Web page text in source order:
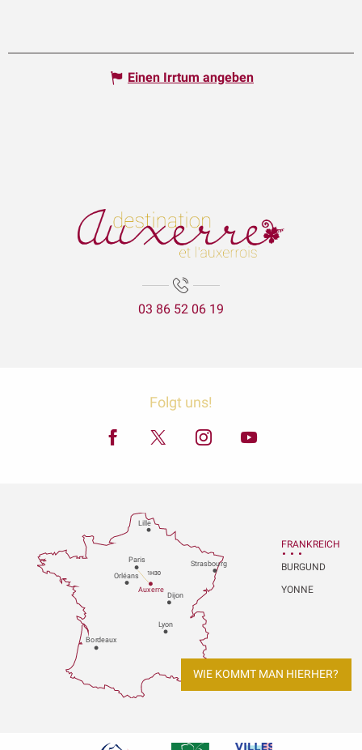
Einen Irrtum angeben
03 86 52 06 19
Folgt uns!
Paris
Dijon
Orléans
Bordeaux
Lyon
Auxerre
Strasbourg
Lille
1H30
FRANKREICH
BURGUND
YONNE
WIE KOMMT MAN HIERHER?